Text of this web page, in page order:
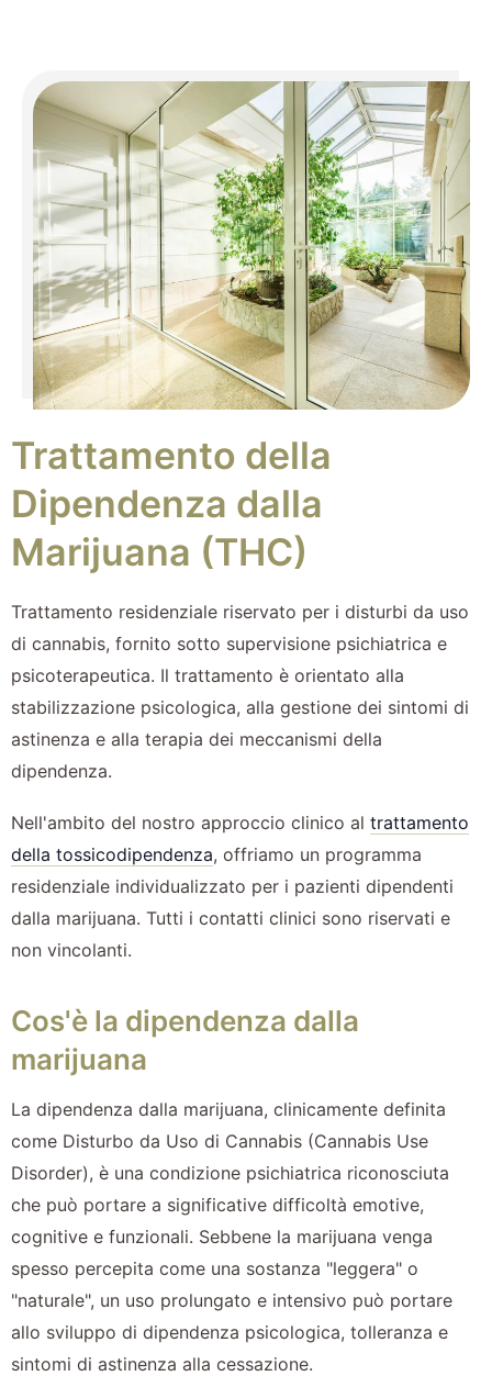
Trattamento della
Dipendenza dalla
Marijuana (THC)
Trattamento residenziale riservato per i disturbi da uso
di cannabis, fornito sotto supervisione psichiatrica e
psicoterapeutica. Il trattamento è orientato alla
stabilizzazione psicologica, alla gestione dei sintomi di
astinenza e alla terapia dei meccanismi della
dipendenza.
Nell'ambito del nostro approccio clinico al trattamento
della tossicodipendenza, offriamo un programma
residenziale individualizzato per i pazienti dipendenti
dalla marijuana. Tutti i contatti clinici sono riservati e
non vincolanti.
Cos'è la dipendenza dalla
marijuana
La dipendenza dalla marijuana, clinicamente definita
come Disturbo da Uso di Cannabis (Cannabis Use
Disorder), è una condizione psichiatrica riconosciuta
che può portare a significative difficoltà emotive,
cognitive e funzionali. Sebbene la marijuana venga
spesso percepita come una sostanza "leggera" o
"naturale", un uso prolungato e intensivo può portare
allo sviluppo di dipendenza psicologica, tolleranza e
sintomi di astinenza alla cessazione.